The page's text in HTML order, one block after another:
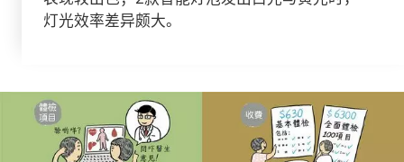
灯光效率差异颇大。